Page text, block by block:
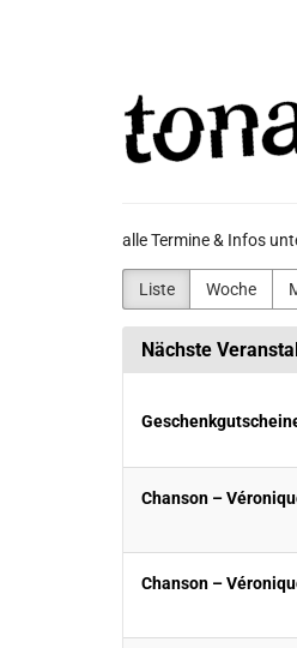
GmbH
alle Termine & Infos
Liste Woche
Nächste
Chanson –
Chanson –